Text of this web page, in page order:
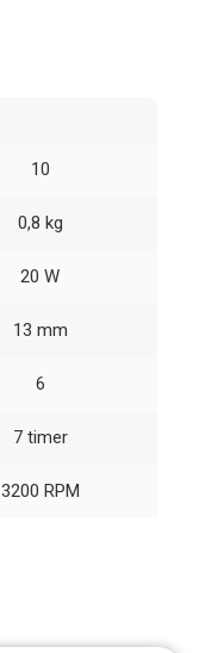
10
0,8 kg
20 W
13 mm
6
7 timer
3200 RPM